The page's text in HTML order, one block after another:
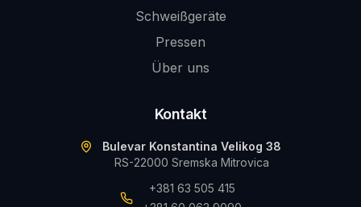
Schweißgeräte
Pressen
Über uns
Kontakt
Bulevar Konstantina Velikog 38
RS-22000 Sremska Mitrovica
+381 63 505 415